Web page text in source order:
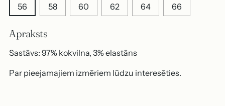
56
58 60 62 64 66
Apraksts
Sastāvs: 97% kokvilna, 3% elastāns
Par pieejamajiem izmēriem lūdzu interesēties.